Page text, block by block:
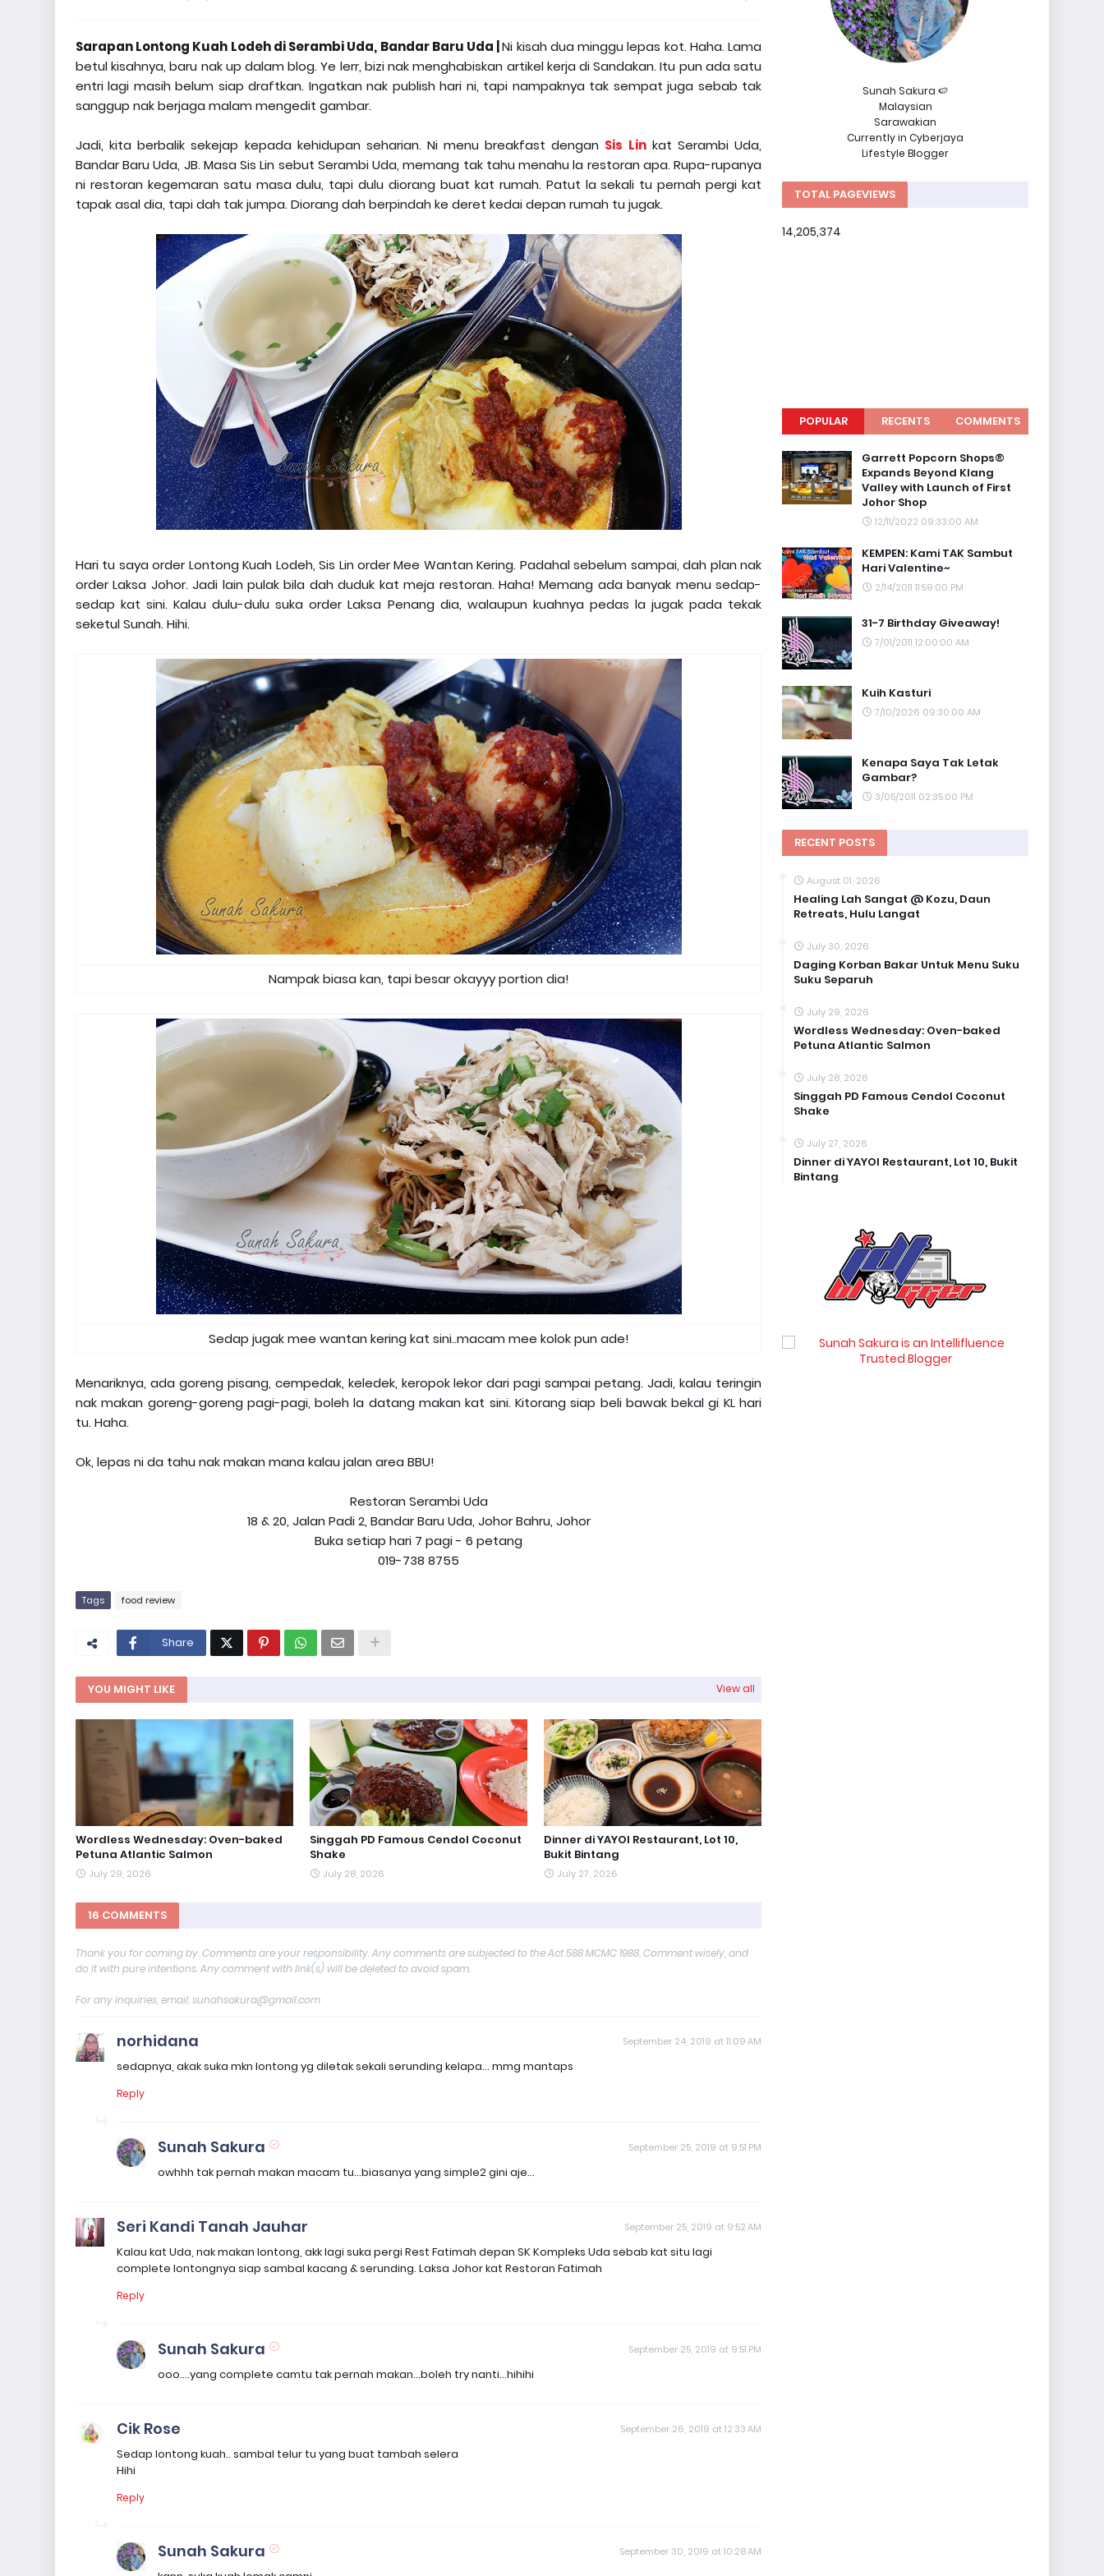
Sarapan Lontong Kuah Lodeh di Serambi Uda, Bandar Baru Uda |Ni kisah dua minggu lepas kot. Haha. Lama
betul kisahnya, baru nak up dalam blog. Ye lerr, bizi nak menghabiskan artikel kerja di Sandakan. Itu pun ada satu
entri lagi masih belum siap draftkan. Ingatkan nak publish hari ni, tapi nampaknya tak sempat juga sebab tak
sanggup nak berjaga malam mengedit gambar.
Jadi, kita berbalik sekejap kepada kehidupan seharian. Ni menu breakfast dengan Sis Linkat Serambi Uda,
Bandar Baru Uda, JB. Masa Sis Lin sebut Serambi Uda, memang tak tahu menahu la restoran apa. Rupa-rupanya
ni restoran kegemaran satu masa dulu, tapi dulu diorang buat kat rumah. Patut la sekali tu pernah pergi kat
tapak asal dia, tapi dah tak jumpa. Diorang dah berpindah ke deret kedai depan rumah tu jugak.
Hari tu saya order Lontong Kuah Lodeh, Sis Lin order Mee Wantan Kering. Padahal sebelum sampai, dah plan nak
order Laksa Johor. Jadi lain pulak bila dah duduk kat meja restoran. Haha! Memang ada banyak menu sedap-
sedap kat sini. Kalau dulu-dulu suka order Laksa Penang dia, walaupun kuahnya pedas la jugak pada tekak
seketul Sunah. Hihi.
Nampak biasa kan, tapi besar okayyy portion dia!
Sedap jugak mee wantan kering kat sini..macam mee kolok pun ade!
Menariknya, ada goreng pisang, cempedak, keledek, keropok lekor dari pagi sampai petang. Jadi, kalau teringin
nak makan goreng-goreng pagi-pagi, boleh la datang makan kat sini. Kitorang siap beli bawak bekal gi KL hari
tu. Haha.
Ok, lepas ni da tahu nak makan mana kalau jalan area BBU!
Restoran Serambi Uda
18 & 20, Jalan Padi 2, Bandar Baru Uda, Johor Bahru, Johor
Buka setiap hari 7 pagi - 6 petang
019-738 8755
Tags food review
Share
YOU MIGHT LIKE View all
Wordless Wednesday: Oven-baked
Petuna Atlantic Salmon
July 29, 2026
Singgah PD Famous Cendol Coconut
Shake
July 28, 2026
Dinner di YAYOI Restaurant, Lot 10,
Bukit Bintang
July 27, 2026
16 COMMENTS
Thank you for coming by. Comments are your responsibility. Any comments are subjected to the Act 588 MCMC 1988. Comment wisely, and
do it with pure intentions. Any comment with link(s) will be deleted to avoid spam.
For any inquiries, email: sunahsakura@gmail.com
norhidana September 24, 2019 at 11:09 AM
sedapnya, akak suka mkn lontong yg diletak sekali serunding kelapa... mmg mantaps
Reply
Sunah Sakura September 25, 2019 at 9:51 PM
owhhh tak pernah makan macam tu...biasanya yang simple2 gini aje...
Seri Kandi Tanah Jauhar September 25, 2019 at 9:52 AM
Kalau kat Uda, nak makan lontong, akk lagi suka pergi Rest Fatimah depan SK Kompleks Uda sebab kat situ lagi
complete lontongnya siap sambal kacang & serunding. Laksa Johor kat Restoran Fatimah
Reply
Sunah Sakura September 25, 2019 at 9:51 PM
ooo....yang complete camtu tak pernah makan...boleh try nanti...hihihi
Cik Rose September 26, 2019 at 12:33 AM
Sedap lontong kuah.. sambal telur tu yang buat tambah selera
Hihi
Reply
Sunah Sakura September 30, 2019 at 10:28 AM
Sunah Sakura 🍉
Malaysian
Sarawakian
Currently in Cyberjaya
Lifestyle Blogger
TOTAL PAGEVIEWS
14,205,374
POPULAR RECENTS COMMENTS
Garrett Popcorn Shops®
Expands Beyond Klang
Valley with Launch of First
Johor Shop
12/11/2022 09:33:00 AM
KEMPEN: Kami TAK Sambut
Hari Valentine~
2/14/2011 11:59:00 PM
31-7 Birthday Giveaway!
7/01/2011 12:00:00 AM
Kuih Kasturi
7/10/2026 09:30:00 AM
Kenapa Saya Tak Letak
Gambar?
3/05/2011 02:35:00 PM
RECENT POSTS
August 01, 2026
Healing Lah Sangat @ Kozu, Daun
Retreats, Hulu Langat
July 30, 2026
Daging Korban Bakar Untuk Menu Suku
Suku Separuh
July 29, 2026
Wordless Wednesday: Oven-baked
Petuna Atlantic Salmon
July 28, 2026
Singgah PD Famous Cendol Coconut
Shake
July 27, 2026
Dinner di YAYOI Restaurant, Lot 10, Bukit
Bintang